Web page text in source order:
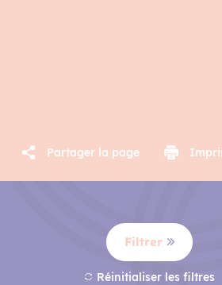
Partager la page
Filtrer
Réinitialiser les filtres